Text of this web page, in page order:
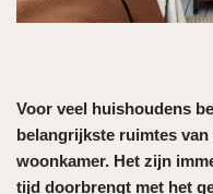
Voor veel huishoudens
belangrijkste ruimtes
woonkamer. Het zijn
tijd doorbrengt met het